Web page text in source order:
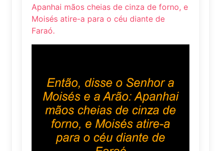
Apanhai mãos cheias de cinza de forno, e
Moisés atire-a para o céu diante de
Faraó.